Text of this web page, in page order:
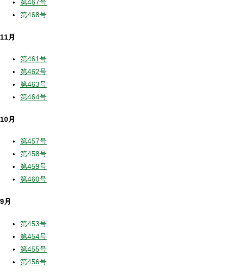
第467号
第468号
11月
第461号
第462号
第463号
第464号
10月
第457号
第458号
第459号
第460号
9月
第453号
第454号
第455号
第456号